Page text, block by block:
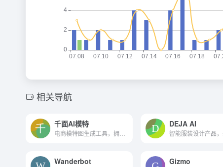
相关导航
千面AI模特 DEJA AI
Wanderbot Gizmo